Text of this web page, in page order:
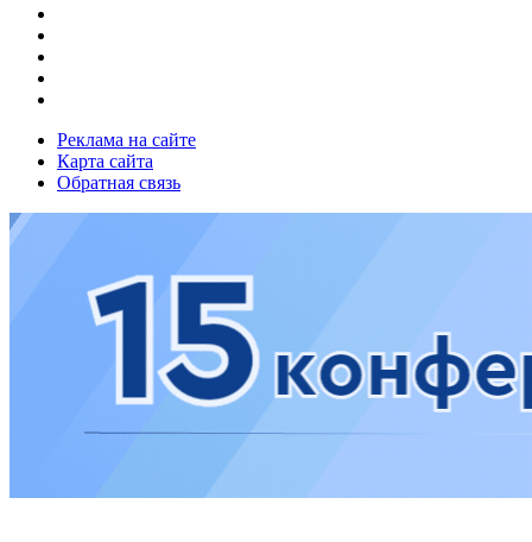
Реклама на сайте
Карта сайта
Обратная связь